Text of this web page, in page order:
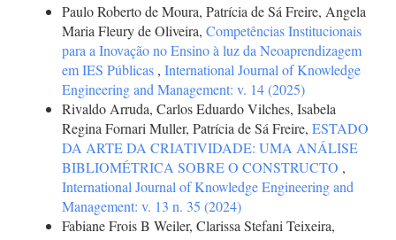
Paulo Roberto de Moura, Patrícia de Sá Freire, Angela
Maria Fleury de Oliveira, Competências Institucionais
para a Inovação no Ensino à luz da Neoaprendizagem
em IES Públicas , International Journal of Knowledge
Engineering and Management: v. 14 (2025)
Rivaldo Arruda, Carlos Eduardo Vilches, Isabela
Regina Fornari Muller, Patrícia de Sá Freire, ESTADO
DA ARTE DA CRIATIVIDADE: UMA ANÁLISE
BIBLIOMÉTRICA SOBRE O CONSTRUCTO ,
International Journal of Knowledge Engineering and
Management: v. 13 n. 35 (2024)
Fabiane Frois B Weiler, Clarissa Stefani Teixeira,